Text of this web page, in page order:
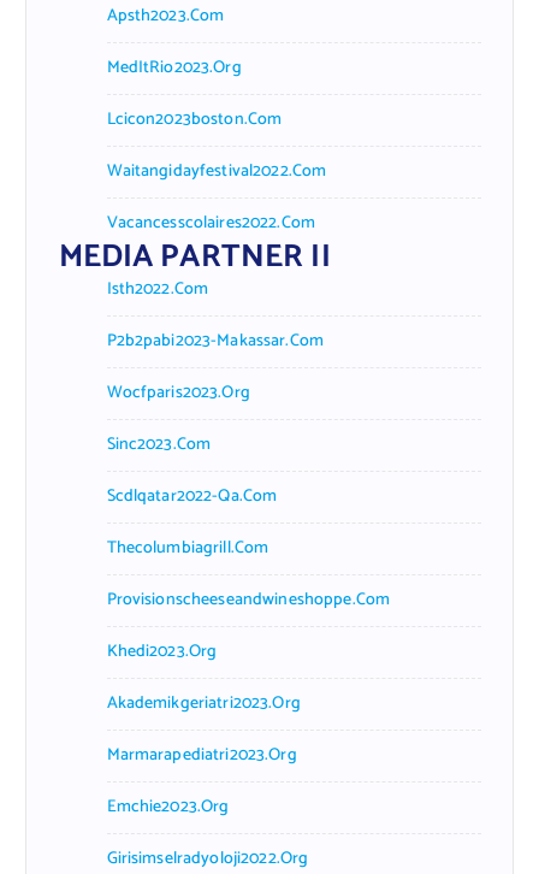
Apsth2023.com
MedItRio2023.org
Lcicon2023boston.com
Waitangidayfestival2022.com
Vacancesscolaires2022.com
MEDIA PARTNER II
Isth2022.com
P2b2pabi2023-Makassar.com
Wocfparis2023.org
Sinc2023.com
Scdlqatar2022-Qa.com
Thecolumbiagrill.com
Provisionscheeseandwineshoppe.com
Khedi2023.org
Akademikgeriatri2023.org
Marmarapediatri2023.org
Emchie2023.org
Girisimselradyoloji2022.org